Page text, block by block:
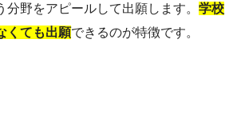
分野をアピールして出願します。 学校
くても出願できるのが特徴です。